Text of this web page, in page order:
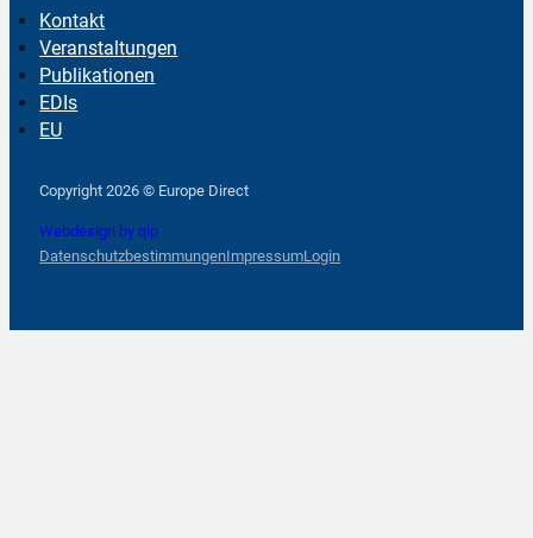
Kontakt
Veranstaltungen
Publikationen
EDIs
EU
Copyright 2026 © Europe Direct
Webdesign by qlp
DatenschutzbestimmungenImpressumLogin